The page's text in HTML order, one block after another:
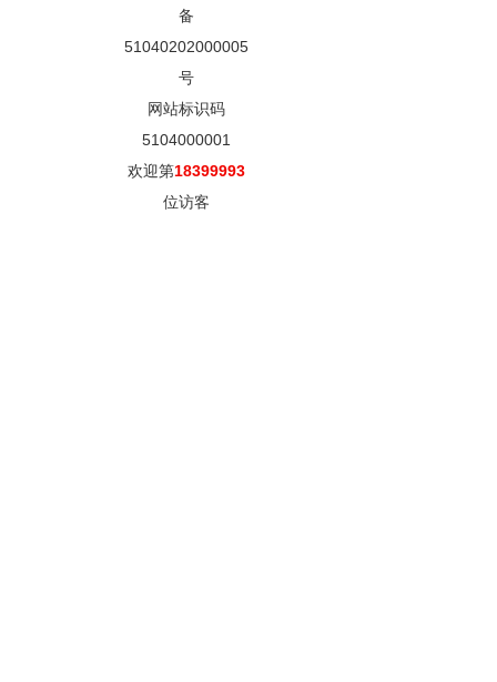
备
51040202000005
号
网站标识码
5104000001
欢迎第18399993
位访客